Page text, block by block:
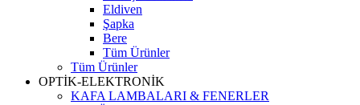
Eldiven
Şapka
Bere
Tüm Ürünler
Tüm Ürünler
OPTİK-ELEKTRONİK
KAFA LAMBALARI & FENERLER